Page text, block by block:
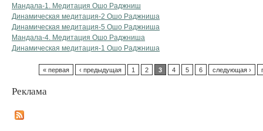
Мандала-1. Медитация Ошо Раджниш
Динамическая медитация-2 Ошо Раджниша
Динамическая медитация-5 Ошо Раджниша
Мандала-4. Медитация Ошо Раджниша
Динамическая медитация-1 Ошо Раджниша
« первая ‹ предыдущая 1 2 3 4 5 6 следующая ›
Реклама